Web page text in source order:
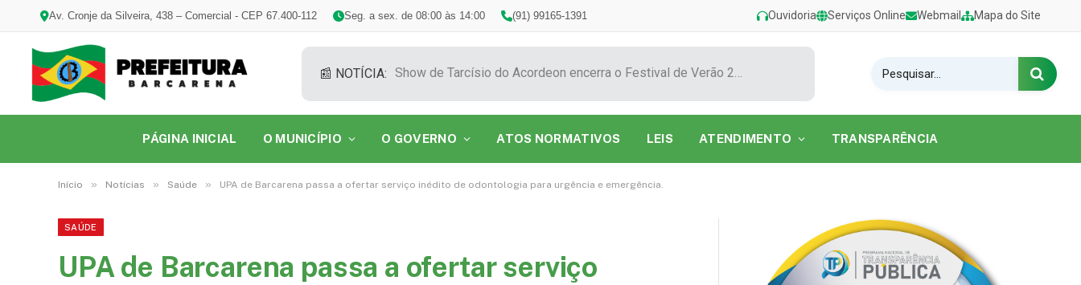
Av. Cronje da Silveira, 438 – Comercial - CEP 67.400-112 Seg. a sex. de 08:00 às 14:00 (91) 99165-1391 Ouvidoria Serviços Online Webmail Mapa do Site
📰 NOTÍCIA: Show de Tarcísio do Acordeon encerra o Festival de Verão 2026 na Praia do Caripi
PÁGINA INICIAL O MUNICÍPIO O GOVERNO ATOS NORMATIVOS LEIS ATENDIMENTO TRANSPARÊNCIA
Início » Notícias » Saúde » UPA de Barcarena passa a ofertar serviço inédito de odontologia para urgência e emergência.
SAÚDE
UPA de Barcarena passa a ofertar serviço